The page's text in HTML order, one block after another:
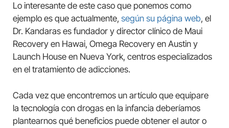
Lo interesante de este caso que ponemos como
ejemplo es que actualmente, según su página web, el
Dr. Kandaras es fundador y director clínico de Maui
Recovery en Hawai, Omega Recovery en Austin y
Launch House en Nueva York, centros especializados
en el tratamiento de adicciones.
Cada vez que encontremos un artículo que equipare
la tecnología con drogas en la infancia deberíamos
plantearnos qué beneficios puede obtener el autor o